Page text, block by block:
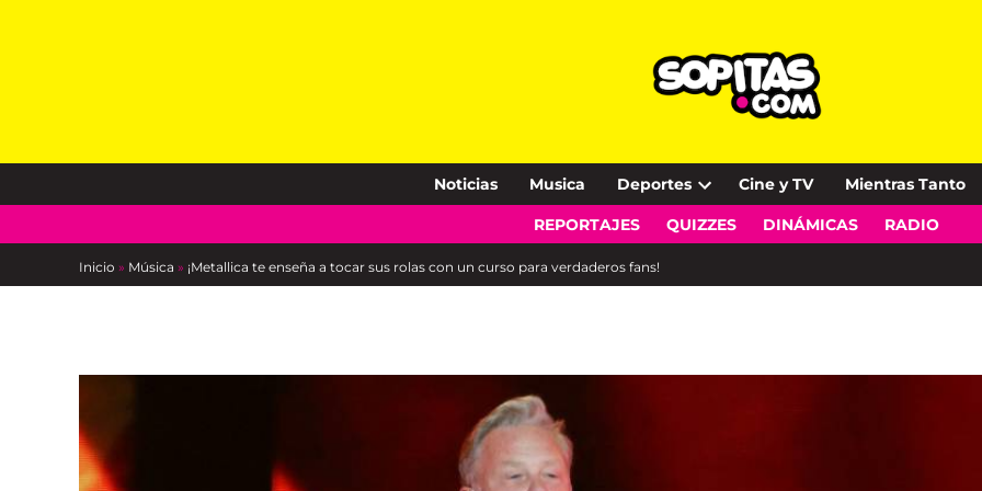
Noticias Musica Deportes
Open
dropdown
Cine y TV Mientras Tanto
REPORTAJES QUIZZES DINÁMICAS RADIO
Inicio » Música » ¡Metallica te enseña a tocar sus rolas con un curso para verdaderos fans!